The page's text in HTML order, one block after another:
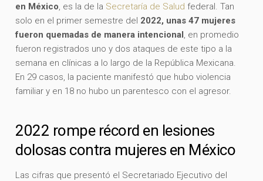
en México, es la de la Secretaría de Salud federal. Tan
solo en el primer semestre del 2022, unas 47 mujeres
fueron quemadas de manera intencional, en promedio
fueron registrados uno y dos ataques de este tipo a la
semana en clínicas a lo largo de la República Mexicana.
En 29 casos, la paciente manifestó que hubo violencia
familiar y en 18 no hubo un parentesco con el agresor.
2022 rompe récord en lesiones
dolosas contra mujeres en México
Las cifras que presentó el Secretariado Ejecutivo del